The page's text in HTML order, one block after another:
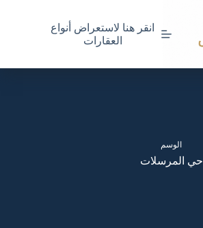
انقر هنا لاستعراض أنواع
العقارات
الوسم
حي المرسلات